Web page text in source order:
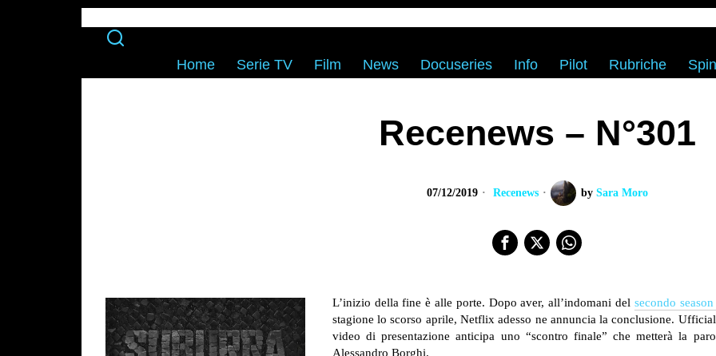
Home Serie TV Film News Docuseries Info Pilot Rubriche
Recenews – N°301
07/12/2019 Recenews by Sara Moro
L’inizio della fine è alle porte. Dopo aver, all’indomani del secondo
stagione lo scorso aprile, Netflix adesso ne annuncia la conclusione.
video di presentazione anticipa uno “scontro finale” che metterà la
Alessandro Borghi.